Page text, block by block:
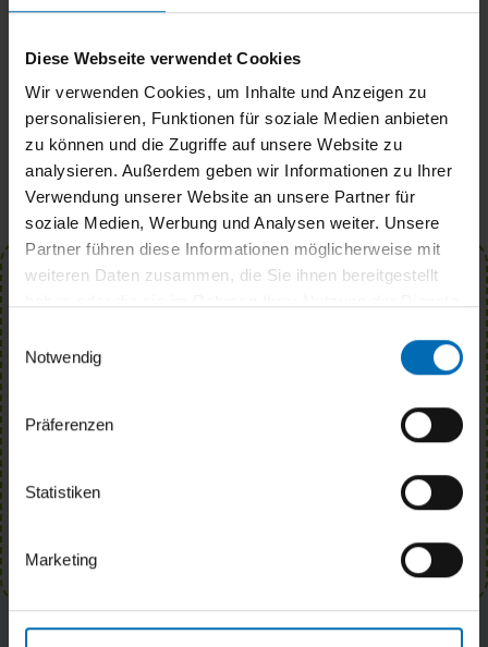
Diese Webseite verwendet Cookies
Wir verwenden Cookies, um Inhalte und Anzeigen zu
personalisieren, Funktionen für soziale Medien anbieten
zu können und die Zugriffe auf unsere Website zu
analysieren. Außerdem geben wir Informationen zu Ihrer
Verwendung unserer Website an unsere Partner für
soziale Medien, Werbung und Analysen weiter. Unsere
Partner führen diese Informationen möglicherweise mit
weiteren Daten zusammen, die Sie ihnen bereitgestellt
Notwendig
Präferenzen
Statistiken
Marketing
Newsletter
akzeptiere die Datenschutzhinweise.